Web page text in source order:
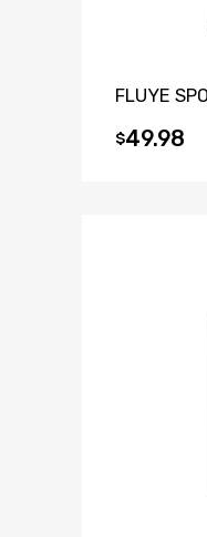
FLUYE
$49.98